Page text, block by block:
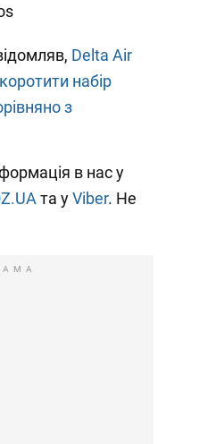
Delta Air
набір
з
в нас у
та уViber. Не